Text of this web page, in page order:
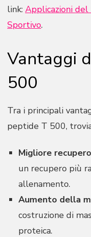
link: Applicazioni
Sportivo.
Vantaggi
500
Tra i principali
peptide T 500,
Migliore
un recupero più
allenamento.
Aumento della
costruzione di
proteica.